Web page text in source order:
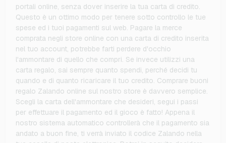
portali online, senza dover inserire la tua carta di credito.
Questo è un ottimo modo per tenere sotto controllo le tue
spese ed i tuoi pagamenti sul web. Pagare la merce
comprata negli store online con una carta di credito inserita
nel tuo account, potrebbe farti perdere d'occhio
l'ammontare di quello che compri. Se invece utilizzi una
carta regalo, sai sempre quanto spendi, perché decidi tu
quando e di quanto ricaricare il tuo credito. Comprare buoni
regalo Zalando online sul nostro store è davvero semplice.
Scegli la carta dell'ammontare che desideri, segui i passi
per effettuare il pagamento ed il gioco è fatto! Appena il
nostro sistema automatico controllerà che il pagamento sia
andato a buon fine, ti verrà inviato il codice Zalando nella